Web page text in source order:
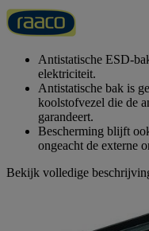
Dezelfde
paginalink.
Antistatische ESD-
elektriciteit.
Antistatische bak is
koolstofvezel die de
garandeert.
Bescherming blijft
ongeacht de externe
Bekijk volledige